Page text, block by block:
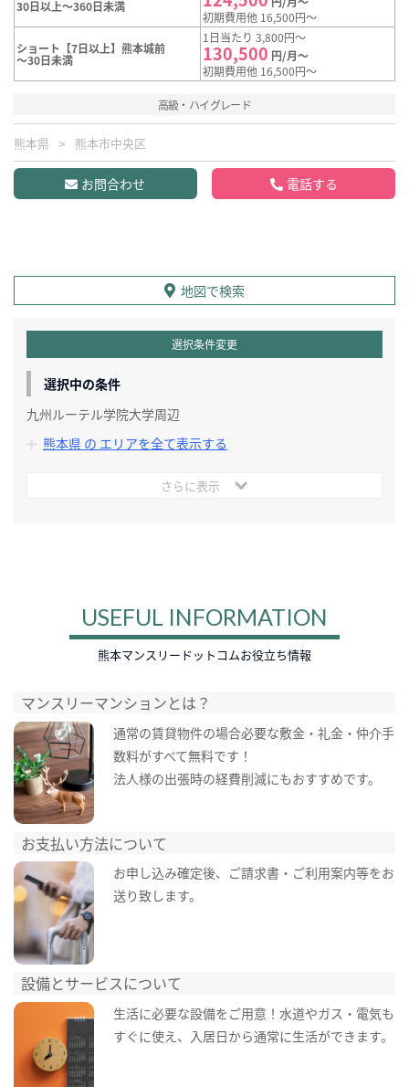
30日以上～360日未満
初期費用他 16,500円～
ショート【7日以上】熊本城前
～30日未満
1日当たり 3,800円～
130,500 円/月～
初期費用他 16,500円～
高級・ハイグレード
熊本県 熊本市中央区
お問合わせ 電話する
地図で検索
選択条件変更
選択中の条件
九州ルーテル学院大学周辺
熊本県 の エリアを全て表示する
さらに表示
USEFUL INFORMATION
熊本マンスリードットコムお役立ち情報
マンスリーマンションとは？
通常の賃貸物件の場合必要な敷金・礼金・仲介手
数料がすべて無料です！
法人様の出張時の経費削減にもおすすめです。
お支払い方法について
お申し込み確定後、ご請求書・ご利用案内等をお
送り致します。
設備とサービスについて
生活に必要な設備をご用意！水道やガス・電気も
すぐに使え、入居日から通常に生活ができます。